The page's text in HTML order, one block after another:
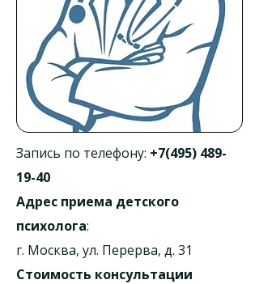
Запись по телефону: +7(495) 489-
19-40
Адрес приема детского
психолога:
г. Москва, ул. Перерва, д. 31
Стоимость консультации